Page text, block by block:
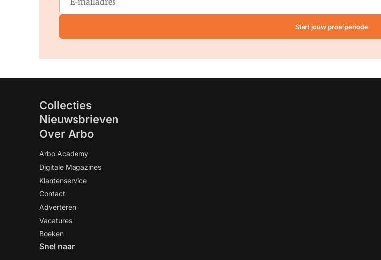
Start jouw proefperiode
Collecties
Nieuwsbrieven
Over Arbo
Arbo Academy
Digitale Magazines
Klantenservice
Contact
Adverteren
Vacatures
Boeken
Snel naar